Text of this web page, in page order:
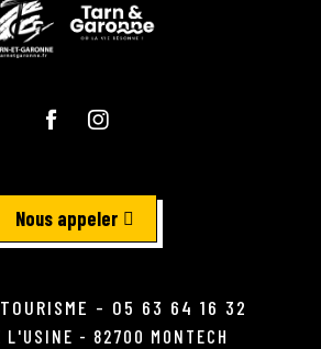
Nous appeler
TOURISME - 05 63 64 16 32
L'USINE - 82700 MONTECH